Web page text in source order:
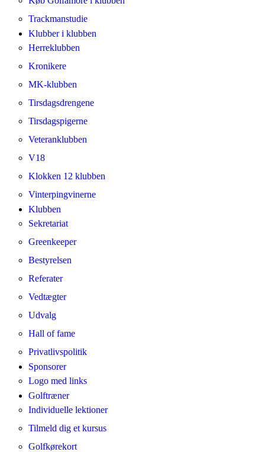
Trackmanstudie
Klubber i klubben
Herreklubben
Kronikere
MK-klubben
Tirsdagsdrengene
Tirsdagspigerne
Veteranklubben
V18
Klokken 12 klubben
Vinterpingvinerne
Klubben
Sekretariat
Greenkeeper
Bestyrelsen
Referater
Vedtægter
Udvalg
Hall of fame
Privatlivspolitik
Sponsorer
Logo med links
Golftræner
Individuelle lektioner
Tilmeld dig et kursus
Golfkørekort